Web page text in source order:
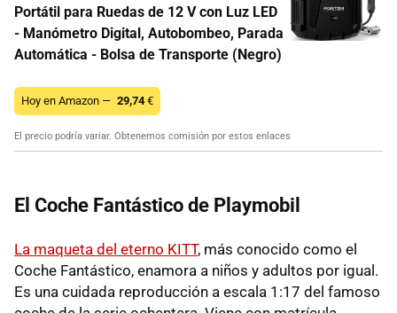
Portátil para Ruedas de 12 V con Luz LED
- Manómetro Digital, Autobombeo, Parada
Automática - Bolsa de Transporte (Negro)
Hoy en Amazon — 29,74€
El precio podría variar. Obtenemos comisión por estos enlaces
El Coche Fantástico de Playmobil
La maqueta del eterno KITT, más conocido como el
Coche Fantástico, enamora a niños y adultos por igual.
Es una cuidada reproducción a escala 1:17 del famoso